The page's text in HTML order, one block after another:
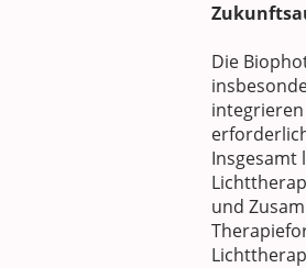
Die
Insgesamt
und